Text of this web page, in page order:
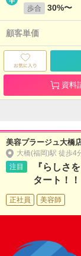
歩合 30%〜
顧客単価
資料
美容プラージュ大橋
大橋(福岡)駅 徒歩4
注目
『らしさ
タート！！
正社員 美容師